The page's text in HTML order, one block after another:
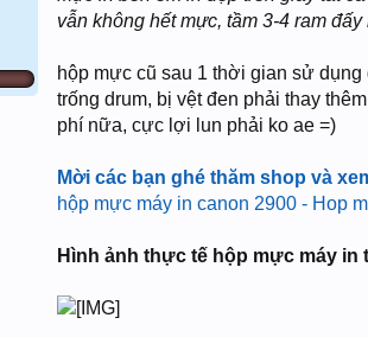
vẫn không hết mực, tầm 3-4 ram đấy
hộp mực cũ sau 1 thời gian sử
trống drum, bị vệt đen phải thay
phí nữa, cực lợi lun phải ko ae =)
Mời các bạn ghé thăm shop và
hộp mực máy in canon 2900 - Hop
Hình ảnh thực tế hộp mực máy in